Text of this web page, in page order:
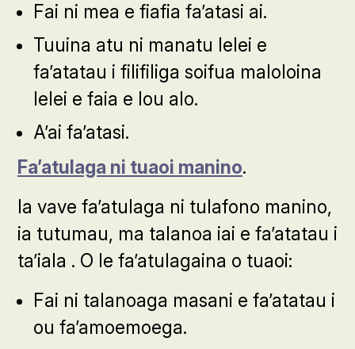
Fai ni mea e fiafia fa’atasi ai.
Tuuina atu ni manatu lelei e
fa’atatau i filifiliga soifua maloloina
lelei e faia e lou alo.
A’ai fa’atasi.
Fa’atulaga ni tuaoi manino.
Ia vave fa’atulaga ni tulafono manino,
ia tutumau, ma talanoa iai e fa’atatau i
ta’iala . O le fa’atulagaina o tuaoi:
Fai ni talanoaga masani e fa’atatau i
ou fa’amoemoega.